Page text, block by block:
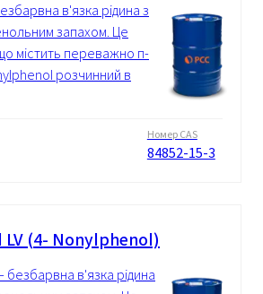
в'язка рідина з
запахом. Це
містить переважно п-
розчинний в
Номер CAS
84852-15-3
(4- Nonylphenol)
в'язка рідина